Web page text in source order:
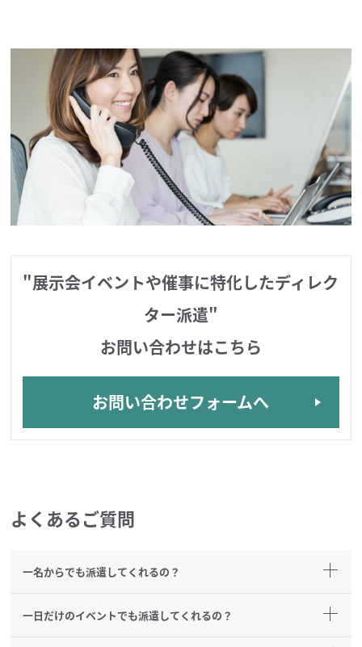
"展示会イベントや催事に特化したディレク
ター派遣"
お問い合わせはこちら
お問い合わせフォームへ
よくあるご質問
一名からでも派遣してくれるの？
一日だけのイベントでも派遣してくれるの？